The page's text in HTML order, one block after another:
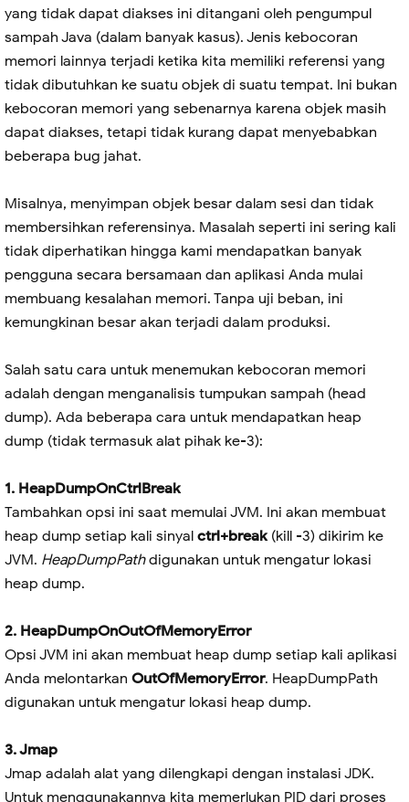
yang tidak dapat diakses ini ditangani oleh pengumpul
sampah Java (dalam banyak kasus). Jenis kebocoran
memori lainnya terjadi ketika kita memiliki referensi yang
tidak dibutuhkan ke suatu objek di suatu tempat. Ini bukan
kebocoran memori yang sebenarnya karena objek masih
dapat diakses, tetapi tidak kurang dapat menyebabkan
beberapa bug jahat.
Misalnya, menyimpan objek besar dalam sesi dan tidak
membersihkan referensinya. Masalah seperti ini sering kali
tidak diperhatikan hingga kami mendapatkan banyak
pengguna secara bersamaan dan aplikasi Anda mulai
membuang kesalahan memori. Tanpa uji beban, ini
kemungkinan besar akan terjadi dalam produksi.
Salah satu cara untuk menemukan kebocoran memori
adalah dengan menganalisis tumpukan sampah (head
dump). Ada beberapa cara untuk mendapatkan heap
dump (tidak termasuk alat pihak ke-3):
1. HeapDumpOnCtrlBreak
Tambahkan opsi ini saat memulai JVM. Ini akan membuat
heap dump setiap kali sinyal ctrl+break (kill -3) dikirim ke
JVM. HeapDumpPathdigunakan untuk mengatur lokasi
heap dump.
2. HeapDumpOnOutOfMemoryError
Opsi JVM ini akan membuat heap dump setiap kali aplikasi
Anda melontarkan OutOfMemoryError. HeapDumpPath
digunakan untuk mengatur lokasi heap dump.
3. Jmap
Jmap adalah alat yang dilengkapi dengan instalasi JDK.
Untuk menggunakannya kita memerlukan PID dari proses